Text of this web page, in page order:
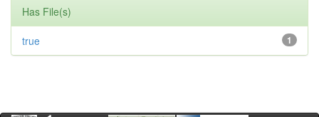
Has File(s)
1
true